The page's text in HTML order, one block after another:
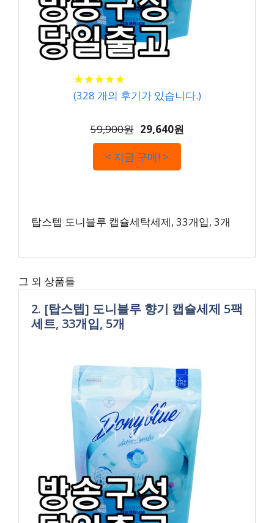
★★★★★
★★★★★
(328 개의 후기가 있습니다.)
59,900원 29,640원
< 지금 구매! >
탑스텝 도니블루 캡슐세탁세제, 33개입, 3개
그 외 상품들
2. [탑스텝] 도니블루 향기 캡슐세제 5팩
세트, 33개입, 5개